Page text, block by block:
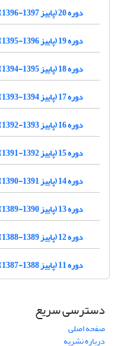
دوره 20 (پاییز 1397-1396)
دوره 19 (پاییز 1396-1395)
دوره 18 (پاییز 1395-1394)
دوره 17 (پاییز 1394-1393)
دوره 16 (پاییز 1393-1392)
دوره 15 (پاییز 1392-1391)
دوره 14 (پاییز 1391-1390)
دوره 13 (پاییز 1390-1389)
دوره 12 (پاییز 1389-1388)
دوره 11 (پاییز 1388-1387)
دسترسی سریع
صفحه اصلی
درباره نشریه